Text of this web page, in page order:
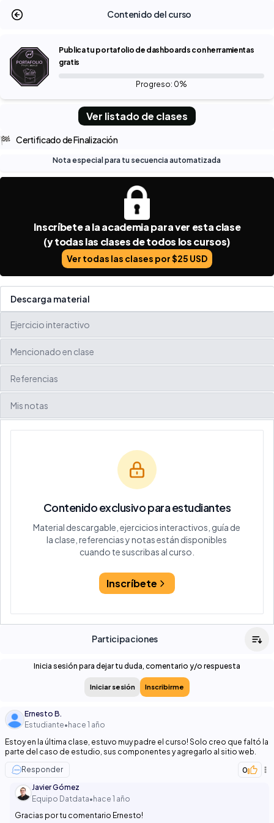
Contenido del curso
Publica tu portafolio de dashboards con herramientas
gratis
Progreso: 0%
Ver listado de clases
🏁 Certificado de Finalización
Nota especial para tu secuencia automatizada
Inscríbete a la academia para ver esta clase
(y todas las clases de todos los cursos)
Ver todas las clases por $25 USD
Descarga material
Ejercicio interactivo
Mencionado en clase
Referencias
Mis notas
Contenido exclusivo para estudiantes
Material descargable, ejercicios interactivos, guía de
la clase, referencias y notas están disponibles
cuando te suscribas al curso.
Inscríbete
Participaciones
Inicia sesión para dejar tu duda, comentario y/o respuesta
Iniciar sesión Inscribirme
Ernesto B.
Estudiante•hace 1 año
Estoy en la última clase, estuvo muy padre el curso! Solo creo que faltó la
parte del caso de estudio, sus componentes y agregarlo al sitio web.
Responder
0
Javier Gómez
Equipo Datdata•hace 1 año
Gracias por tu comentario Ernesto!